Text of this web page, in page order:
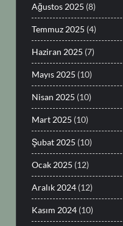
Ağustos 2025 (8)
Temmuz 2025 (4)
Haziran 2025 (7)
Mayıs 2025 (10)
Nisan 2025 (10)
Mart 2025 (10)
Şubat 2025 (10)
Ocak 2025 (12)
Aralık 2024 (12)
Kasım 2024 (10)